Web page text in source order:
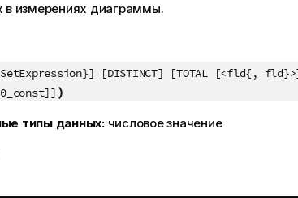
в измерениях диаграммы.
[DISTINCT] [TOTAL [<fld{,
)
типы данных: числовое значение